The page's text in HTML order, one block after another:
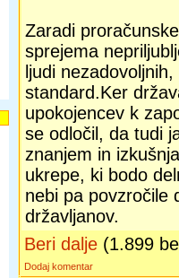
Zaradi
sprejema
ljudi
standard.Ker
upokojencev k
se odločil, da tudi
znanjem in
ukrepe, ki bodo
nebi pa povzročile
državljanov.
Beri dalje (1.899
Dodaj komentar